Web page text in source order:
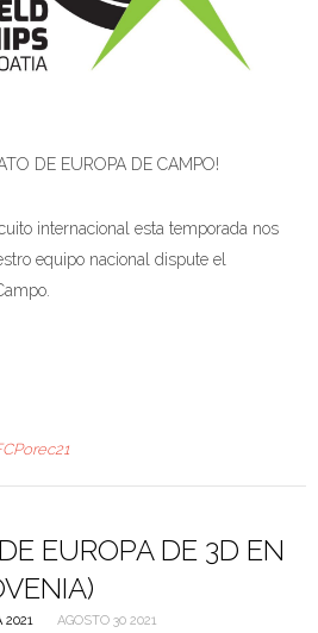
DE EUROPA DE CAMPO!
internacional esta temporada nos
equipo nacional dispute el
EUROPA DE 3D EN
2021 AGOSTO 30 2021